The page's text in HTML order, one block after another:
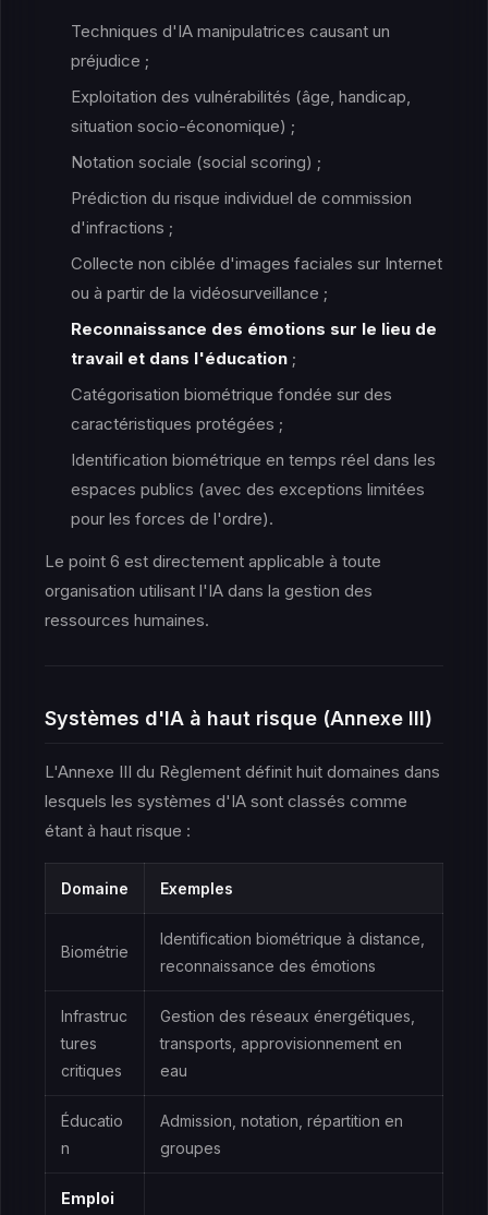
Techniques d'IA manipulatrices causant un
préjudice ;
Exploitation des vulnérabilités (âge, handicap,
situation socio-économique) ;
Notation sociale (social scoring) ;
Prédiction du risque individuel de commission
d'infractions ;
Collecte non ciblée d'images faciales sur Internet
ou à partir de la vidéosurveillance ;
Reconnaissance des émotions sur le lieu de
travail et dans l'éducation ;
Catégorisation biométrique fondée sur des
caractéristiques protégées ;
Identification biométrique en temps réel dans les
espaces publics (avec des exceptions limitées
pour les forces de l'ordre).
Le point 6 est directement applicable à toute
organisation utilisant l'IA dans la gestion des
ressources humaines.
Systèmes d'IA à haut risque (Annexe III)
L'Annexe III du Règlement définit huit domaines dans
lesquels les systèmes d'IA sont classés comme
étant à haut risque :
Domaine Exemples
Biométrie
Identification biométrique à distance,
reconnaissance des émotions
Infrastruc
tures
critiques
Gestion des réseaux énergétiques,
transports, approvisionnement en
eau
Éducatio
n
Admission, notation, répartition en
groupes
Emploi